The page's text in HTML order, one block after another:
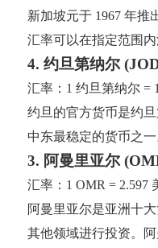
新加坡元于 1967 年推
汇率可以在指定范围
4. 约旦第纳尔
汇率：1 约旦第纳尔 =
约旦的官方货币是约
中东最稳定的货币之
3. 阿曼里亚尔
汇率：1 OMR = 2.597
阿曼里亚尔是亚洲十
其他领域进行投资。